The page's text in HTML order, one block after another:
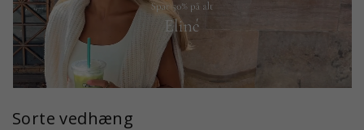
Sorte vedhæng